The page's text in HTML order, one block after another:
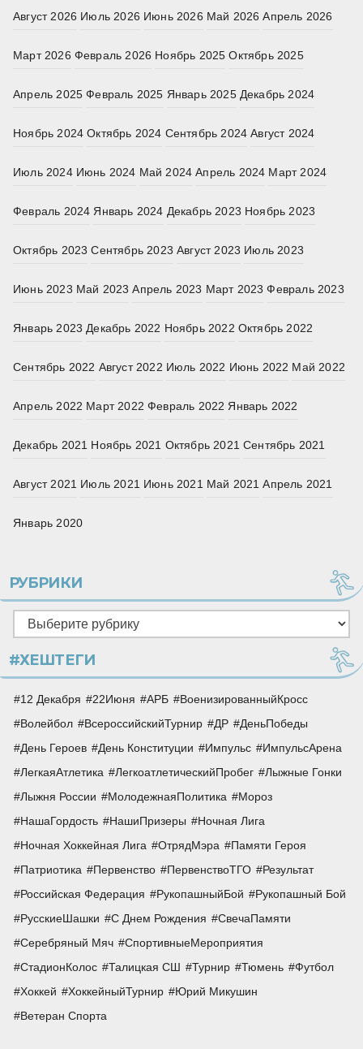
Август 2026 Июль 2026 Июнь 2026 Май 2026 Апрель 2026
Март 2026 Февраль 2026 Ноябрь 2025 Октябрь 2025
Апрель 2025 Февраль 2025 Январь 2025 Декабрь 2024
Ноябрь 2024 Октябрь 2024 Сентябрь 2024 Август 2024
Июль 2024 Июнь 2024 Май 2024 Апрель 2024 Март 2024
Февраль 2024 Январь 2024 Декабрь 2023 Ноябрь 2023
Октябрь 2023 Сентябрь 2023 Август 2023 Июль 2023
Июнь 2023 Май 2023 Апрель 2023 Март 2023 Февраль 2023
Январь 2023 Декабрь 2022 Ноябрь 2022 Октябрь 2022
Сентябрь 2022 Август 2022 Июль 2022 Июнь 2022 Май 2022
Апрель 2022 Март 2022 Февраль 2022 Январь 2022
Декабрь 2021 Ноябрь 2021 Октябрь 2021 Сентябрь 2021
Август 2021 Июль 2021 Июнь 2021 Май 2021 Апрель 2021
Январь 2020
РУБРИКИ
Рубрики
#ХЕШТЕГИ
12 Декабря 22Июня АРБ
ВоенизированныйКросс
Волейбол
ВсероссийскийТурнир ДР
ДеньПобеды
День Героев
День Конституции Импульс
ИмпульсАрена
ЛегкаяАтлетика
ЛегкоатлетическийПробег
Лыжные Гонки
Лыжня России
МолодежнаяПолитика
Мороз
НашаГордость
НашиПризеры
Ночная Лига
Ночная Хоккейная Лига
ОтрядМэра
Памяти Героя
Патриотика
Первенство ПервенствоТГО
Результат
Российская Федерация
РукопашныйБой
Рукопашный Бой
РусскиеШашки
С Днем Рождения
СвечаПамяти
Серебряный Мяч
СпортивныеМероприятия
СтадионКолос
Талицкая СШ Турнир Тюмень
Футбол
Хоккей
ХоккейныйТурнир
Юрий Микушин
Ветеран Спорта